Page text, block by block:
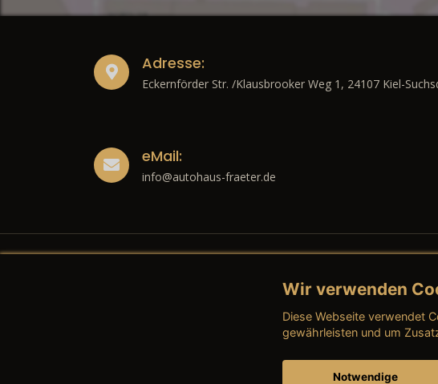
Adresse:
Eckernförder Str. /Klausbrooker Weg 1, 24107 Kiel-
eMail:
info@autohaus-fraeter.de
Rechtliches
→ Impressum
Wir verwenden
Diese Webseite verwendet
gewährleisten und um
Notwendige